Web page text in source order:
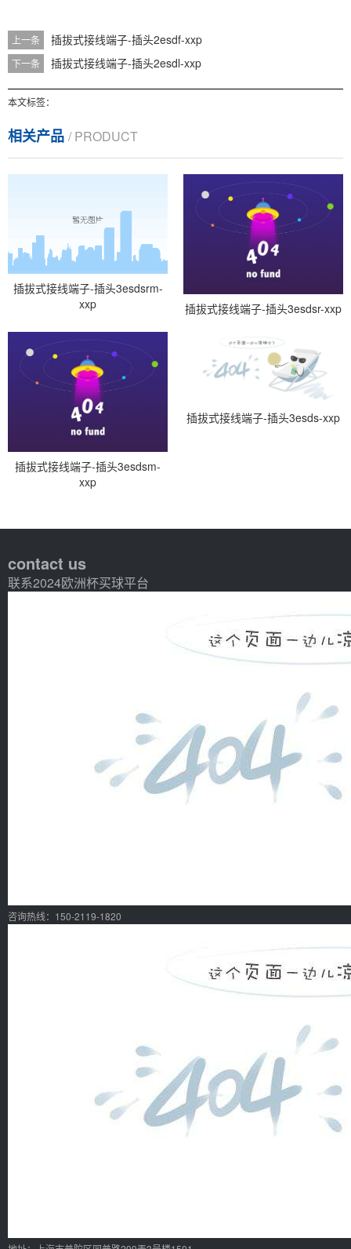
上一条 插拔式接线端子-插头2esdf-xxp
下一条 插拔式接线端子-插头2esdl-xxp
本文标签：
相关产品 / PRODUCT
插拔式接线端子-插头3esdsrm-
xxp
插拔式接线端子-插头3esdsr-xxp
插拔式接线端子-插头3esdsm-
xxp
插拔式接线端子-插头3esds-xxp
contact us
联系2024欧洲杯买球平台
咨询热线：150-2119-1820